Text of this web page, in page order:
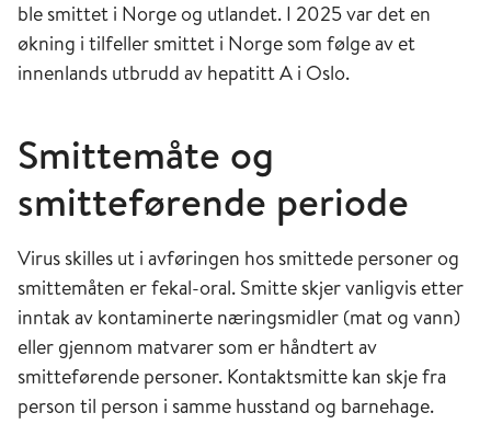
ble smittet i Norge og utlandet. I 2025 var det en
økning i tilfeller smittet i Norge som følge av et
innenlands utbrudd av hepatitt A i Oslo.
Smittemåte og
smitteførende periode
Virus skilles ut i avføringen hos smittede personer og
smittemåten er fekal-oral. Smitte skjer vanligvis etter
inntak av kontaminerte næringsmidler (mat og vann)
eller gjennom matvarer som er håndtert av
smitteførende personer. Kontaktsmitte kan skje fra
person til person i samme husstand og barnehage.